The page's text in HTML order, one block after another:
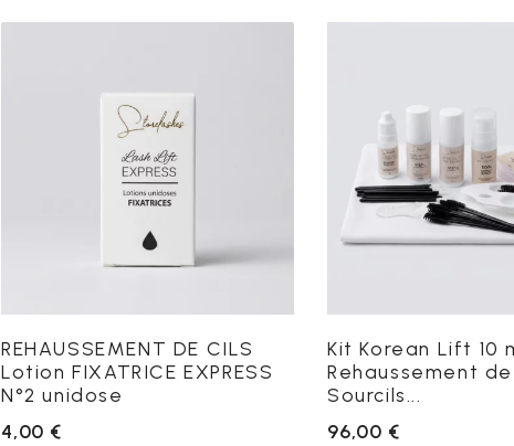
REHAUSSEMENT DE CILS
Lotion FIXATRICE EXPRESS
N°2 unidose
4,00 €
Kit Korean Lift 10
Rehaussement
Sourcils...
96,00 €